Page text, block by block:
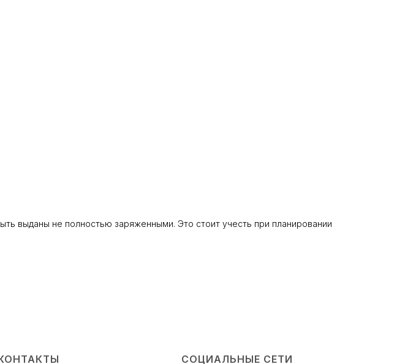
выданы не полностью заряженными. Это стоит учесть при планировании
СОЦИАЛЬНЫЕ СЕТИ